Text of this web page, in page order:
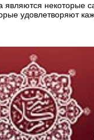
некоторые
удовлетворяют